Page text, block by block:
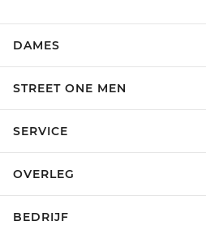
DAMES
STREET ONE MEN
SERVICE
OVERLEG
BEDRIJF